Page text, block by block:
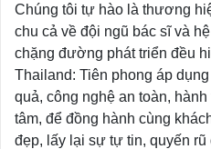
Chúng tôi tự hào là thương
chu cả về đội ngũ bác sĩ và
chặng đường phát triển đều
Thailand: Tiên phong áp
quả, công nghệ an toàn,
tâm, để đồng hành cùng
đẹp, lấy lại sự tự tin, quyến rũ